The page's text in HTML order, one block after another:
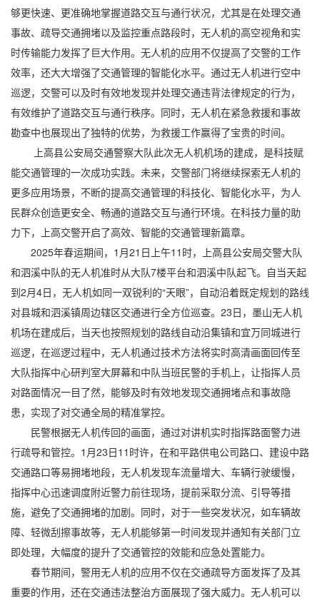
够更快速、更准确地掌握道路交互与通行状况，尤其是在处理交通
事故、疏导交通拥堵以及监控重点路段时，无人机的高空视角和实
时传输能力发挥了巨大作用。无人机的应用不仅提高了交警的工作
效率，还大大增强了交通管理的智能化水平。通过无人机进行空中
巡逻，交警可以及时有效地发现并处理交通违背法律规定的行为，
有效维护了道路交互与通行秩序。同时，无人机在紧急救援和事故
勘查中也展现出了独特的优势，为救援工作赢得了宝贵的时间。
上高县公安局交通警察大队此次无人机机场的建成，是科技赋
能交通管理的一次成功实践。未来，交警部门将继续探索无人机的
更多应用场景，不断的提高交通管理的科技化、智能化水平，为人
民群众创造更安全、畅通的道路交互与通行环境。在科技力量的助
力下，上高交警开启了高效、智能的交通管理新篇章。
2025年春运期间，1月21日上午11时，上高县公安局交警大队
和泗溪中队的无人机准时从大队7楼平台和泗溪中队起飞。自当天起
到2月4日，无人机如同一双锐利的“天眼”，自动沿着既定规划的路线
对县城和泗溪镇周边辖区交通进行全方位巡查。23日，墨山无人机
机场在建成后，当天也按照规划的路线自动沿集镇和宜万同城进行
巡逻，在巡逻过程中，无人机通过技术方法将实时高清画面回传至
大队指挥中心研判室大屏幕和中队当班民警的手机上，让指挥人员
对路面情况一目了然，能够及时有效地发现交通拥堵点和事故隐
患，实现了对交通全局的精准掌控。
民警根据无人机传回的画面，通过对讲机实时指挥路面警力进
行疏导和管控。1月23日11时许，在和平路供电公司路口、建设中路
交通路口等易拥堵地段，无人机发现车流量增大、车辆行驶缓慢，
指挥中心迅速调度附近警力前往现场，提前采取分流、引导等措
施，避免了交通拥堵的加剧。同时，对于一些突发状况，如车辆故
障、轻微刮擦事故等，无人机能够第一时间发现并通知有关部门立
即处理，大幅度的提升了交通管控的效能和应急处置能力。
春节期间，警用无人机的应用不仅在交通疏导方面发挥了及其
重要的作用，还在交通违法整治方面展现了强大威力。无人机可以